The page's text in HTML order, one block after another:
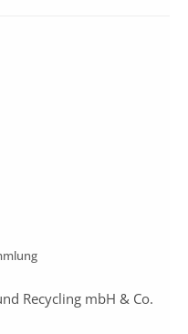
Recycling mbH & Co.